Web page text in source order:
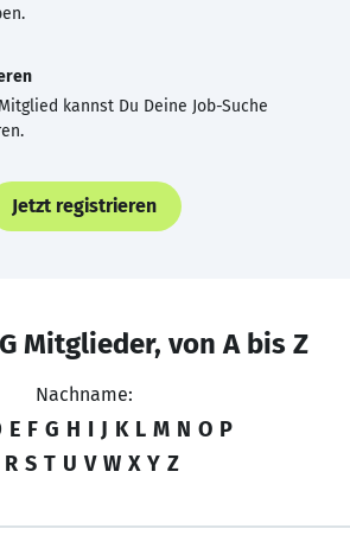
kannst Du Deine Job-Suche
Jetzt registrieren
Mitglieder, von A bis Z
Nachname:
E F G H I J K L M N O P
R S T U V W X Y Z